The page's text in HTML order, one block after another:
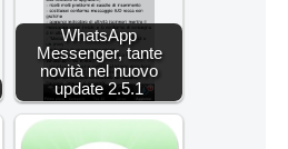
WhatsApp
Messenger, tante
novità nel nuovo
update 2.5.1